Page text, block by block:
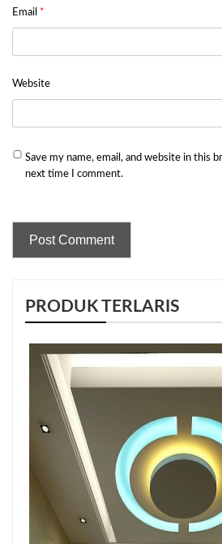
Email *
Website
Save my name, email, and website in this
next time I comment.
PRODUK TERLARIS